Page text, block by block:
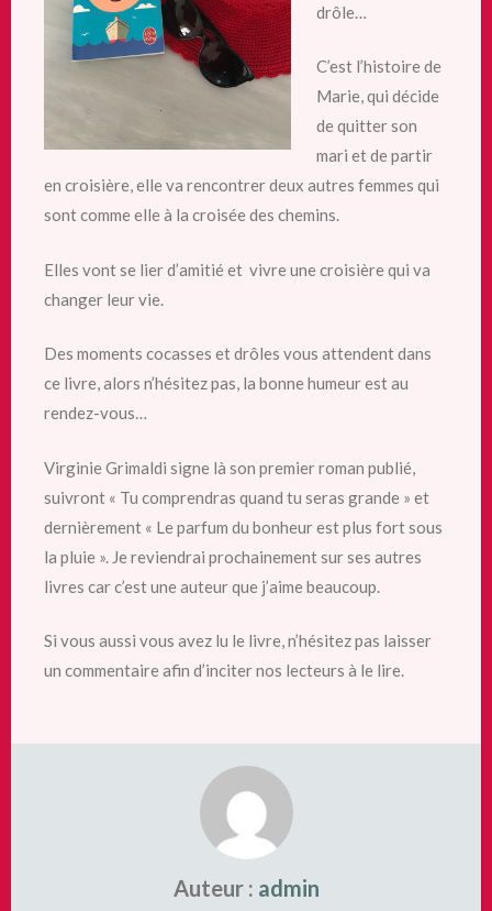
drôle…
C’est l’histoire de
Marie, qui décide
de quitter son
mari et de partir
en croisière, elle va rencontrer deux autres femmes qui
sont comme elle à la croisée des chemins.
Elles vont se lier d’amitié et vivre une croisière qui va
changer leur vie.
Des moments cocasses et drôles vous attendent dans
ce livre, alors n’hésitez pas, la bonne humeur est au
rendez-vous…
Virginie Grimaldi signe là son premier roman publié,
suivront « Tu comprendras quand tu seras grande » et
dernièrement « Le parfum du bonheur est plus fort sous
la pluie ». Je reviendrai prochainement sur ses autres
livres car c’est une auteur que j’aime beaucoup.
Si vous aussi vous avez lu le livre, n’hésitez pas laisser
un commentaire afin d’inciter nos lecteurs à le lire.
Auteur : admin